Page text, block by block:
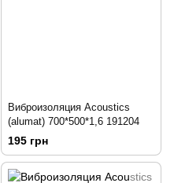
Виброизоляция Acoustics
(alumat) 700*500*1,6 191204
195 грн